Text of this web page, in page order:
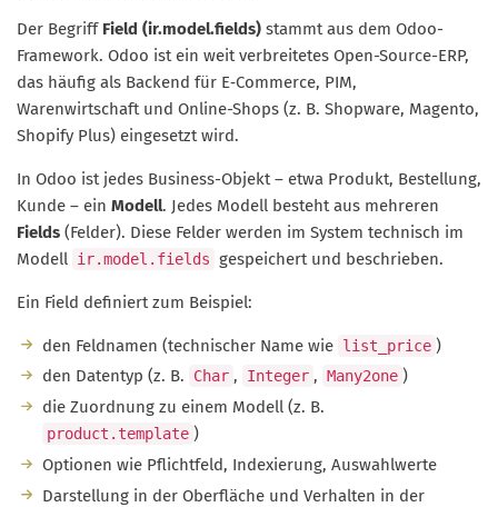
Der Begriff Field (ir.model.fields) stammt aus dem Odoo-
Framework. Odoo ist ein weit verbreitetes Open-Source-ERP,
das häufig als Backend für E‑Commerce, PIM,
Warenwirtschaft und Online-Shops (z. B. Shopware, Magento,
Shopify Plus) eingesetzt wird.
In Odoo ist jedes Business-Objekt – etwa Produkt, Bestellung,
Kunde – ein Modell. Jedes Modell besteht aus mehreren
Fields (Felder). Diese Felder werden im System technisch im
Modell ir.model.fields gespeichert und beschrieben.
Ein Field definiert zum Beispiel:
den Feldnamen (technischer Name wie list_price )
den Datentyp (z. B.
Char , Integer , Many2one )
die Zuordnung zu einem Modell (z. B.
product.template )
Optionen wie Pflichtfeld, Indexierung, Auswahlwerte
Darstellung in der Oberfläche und Verhalten in der